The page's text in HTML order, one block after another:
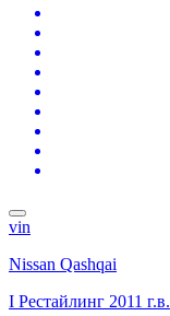
vin
Nissan Qashqai
I Рестайлинг 2011 г.в.